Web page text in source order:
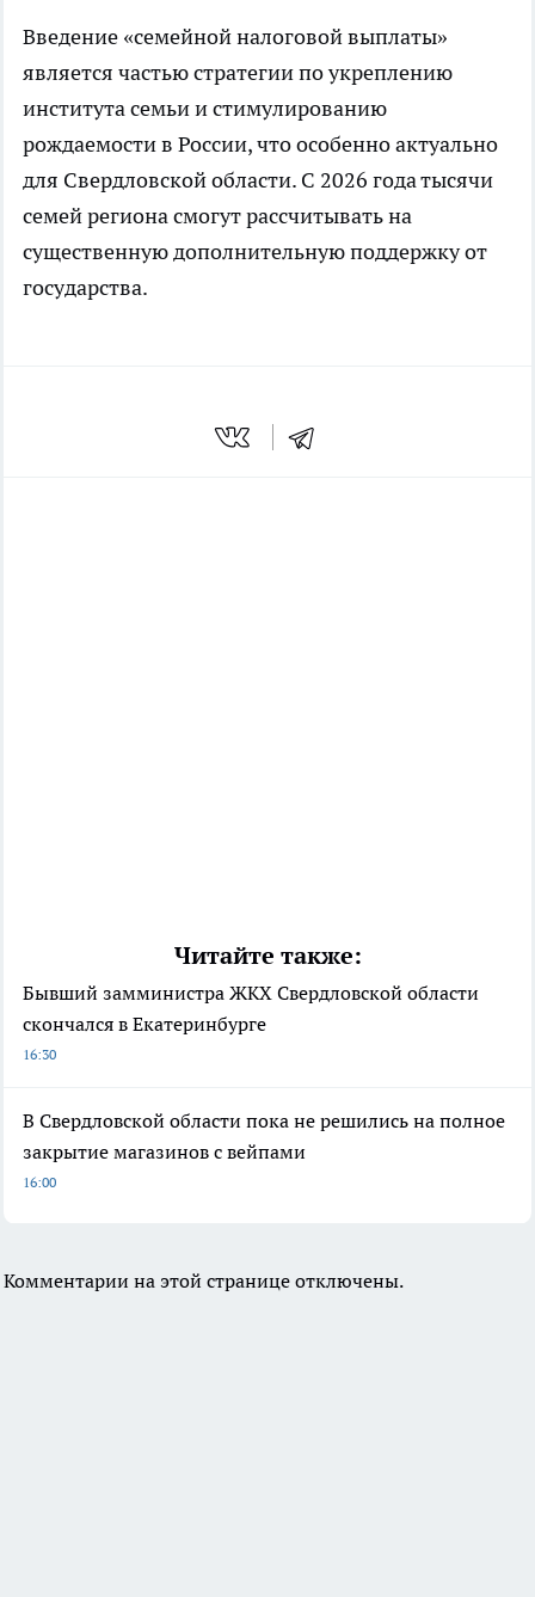
Введение «семейной налоговой выплаты»
является частью стратегии по укреплению
института семьи и стимулированию
рождаемости в России, что особенно актуально
для Свердловской области. С 2026 года тысячи
семей региона смогут рассчитывать на
существенную дополнительную поддержку от
государства.
Читайте также:
Бывший замминистра ЖКХ Свердловской области
скончался в Екатеринбурге
16:30
В Свердловской области пока не решились на полное
закрытие магазинов с вейпами
16:00
Комментарии на этой странице отключены.